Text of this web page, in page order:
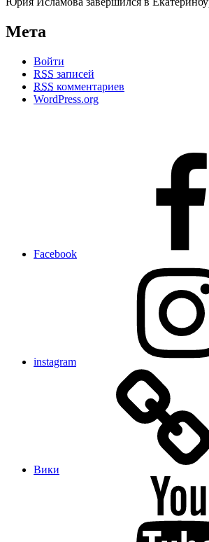
Мета
Войти
RSS записей
RSS комментариев
WordPress.org
Facebook
instagram
Вики